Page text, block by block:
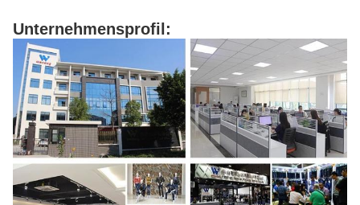
Unternehmensprofil: